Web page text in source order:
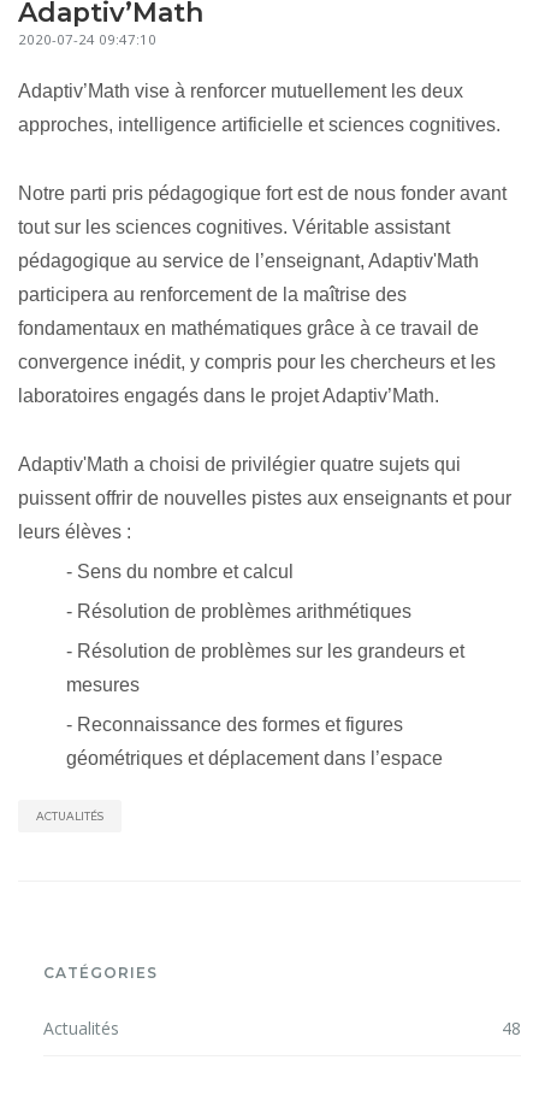
Adaptiv’Math
2020-07-24 09:47:10
Adaptiv’Math vise à renforcer mutuellement les deux
approches, intelligence artificielle et sciences cognitives.
Notre parti pris pédagogique fort est de nous fonder avant
tout sur les sciences cognitives. Véritable assistant
pédagogique au service de l’enseignant, Adaptiv'Math
participera au renforcement de la maîtrise des
fondamentaux en mathématiques grâce à ce travail de
convergence inédit, y compris pour les chercheurs et les
laboratoires engagés dans le projet Adaptiv’Math.
Adaptiv'Math a choisi de privilégier quatre sujets qui
puissent offrir de nouvelles pistes aux enseignants et pour
leurs élèves :
- Sens du nombre et calcul
- Résolution de problèmes arithmétiques
- Résolution de problèmes sur les grandeurs et
mesures
- Reconnaissance des formes et figures
géométriques et déplacement dans l’espace
ACTUALITÉS
CATÉGORIES
Actualités 48